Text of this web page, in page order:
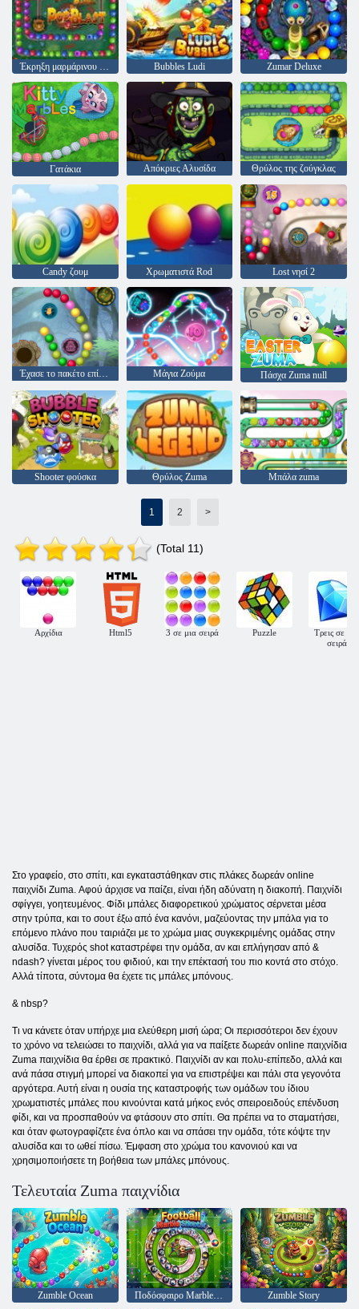
Bubbles Ludi Zumar Deluxe
Γατάκια Απόκριες Αλυσίδα Θρύλος της ζούγκλας
Candy ζουμ Χρωματιστά Rod Lost νησί 2
Έχασε το πακέτο επίπεδο Νησί Μάγια Ζούμα Πάσχα Zuma null
Shooter φούσκα Θρύλος Zuma Μπάλα zuma
1 2 >
(Total 11)
Αρχίδια Html5 3 σε μια σειρά Puzzle
Τρεις σε μια
σειρά
Στο γραφείο, στο σπίτι, και εγκαταστάθηκαν στις πλάκες δωρεάν online
παιχνίδι Zuma. Αφού άρχισε να παίζει, είναι ήδη αδύνατη η διακοπή. Παιχνίδι
σφίγγει, γοητευμένος. Φίδι μπάλες διαφορετικού χρώματος σέρνεται μέσα
στην τρύπα, και το σουτ έξω από ένα κανόνι, μαζεύοντας την μπάλα για το
επόμενο πλάνο που ταιριάζει με το χρώμα μιας συγκεκριμένης ομάδας στην
αλυσίδα. Τυχερός shot καταστρέφει την ομάδα, αν και επλήγησαν από &
ndash? γίνεται μέρος του φιδιού, και την επέκτασή του πιο κοντά στο στόχο.
Αλλά τίποτα, σύντομα θα έχετε τις μπάλες μπόνους.
& nbsp?
Τι να κάνετε όταν υπήρχε μια ελεύθερη μισή ώρα; Οι περισσότεροι δεν έχουν
το χρόνο να τελειώσει το παιχνίδι, αλλά για να παίξετε δωρεάν online παιχνίδια
Zuma παιχνίδια θα έρθει σε πρακτικό. Παιχνίδι αν και πολυ-επίπεδο, αλλά και
ανά πάσα στιγμή μπορεί να διακοπεί για να επιστρέψει και πάλι στα γεγονότα
αργότερα. Αυτή είναι η ουσία της καταστροφής των ομάδων του ίδιου
χρωματιστές μπάλες που κινούνται κατά μήκος ενός σπειροειδούς επένδυση
φίδι, και να προσπαθούν να φτάσουν στο σπίτι. Θα πρέπει να το σταματήσει,
και όταν φωτογραφίζετε ένα όπλο και να σπάσει την ομάδα, τότε κόψτε την
αλυσίδα και το ωθεί πίσω. Έμφαση στο χρώμα του κανονιού και να
χρησιμοποιήσετε τη βοήθεια των μπάλες μπόνους.
Τελευταία Zuma παιχνίδια
Zumble Ocean Ποδόσφαιρο Marble Shooter Zumble Story